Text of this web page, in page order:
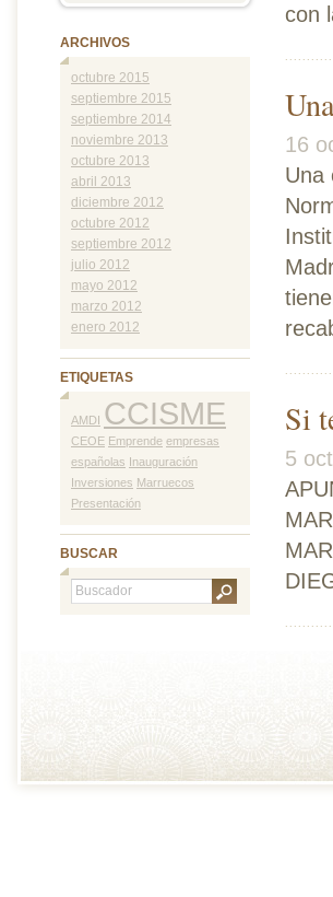
con
16
Una
Si
5
ARCHIVOS
octubre 2015
septiembre 2015
septiembre 2014
noviembre 2013
octubre 2013
abril 2013
diciembre 2012
octubre 2012
septiembre 2012
julio 2012
mayo 2012
marzo 2012
enero 2012
ETIQUETAS
AMDI CCISME
CEOE Emprende empresas
españolas Inauguración
Inversiones Marruecos
Presentación
BUSCAR